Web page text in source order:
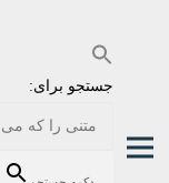
جستجو برای: